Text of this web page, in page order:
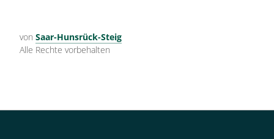
von Saar-Hunsrück-Steig
Alle Rechte vorbehalten